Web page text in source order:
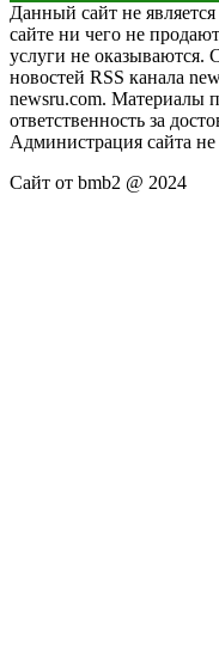
Данный сайт не
сайте ни чего не
услуги не оказываются.
новостей RSS канала
newsru.com. Материалы
ответственность за
Администрация сайта не
Сайт от bmb2 @ 2024